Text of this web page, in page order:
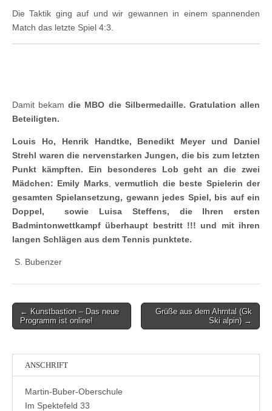
Die Taktik ging auf und wir gewannen in einem spannenden
Match das letzte Spiel 4:3.
Damit bekamdie MBO die Silbermedaille. Gratulation allen
Beteiligten.
Louis Ho, Henrik Handtke, Benedikt Meyer und Daniel
Strehl waren die nervenstarken Jungen, die bis zum letzten
Punkt kämpften. Ein besonderes Lob geht an die zwei
Mädchen: Emily Marks ,vermutlich die beste Spielerin der
gesamten Spielansetzung, gewann jedes Spiel, bis auf ein
Doppel, sowie Luisa Steffens, die Ihren ersten
Badmintonwettkampf überhaupt bestritt !!! und mit ihren
langen Schlägen aus dem Tennis punktete.
S. Bubenzer
Post
navigation
← Kunstbastion – Das neue
Programm ist online!
Grüße aus dem Ahrntal (Gk
Ski alpin) →
ANSCHRIFT
Martin-Buber-Oberschule
Im Spektefeld 33